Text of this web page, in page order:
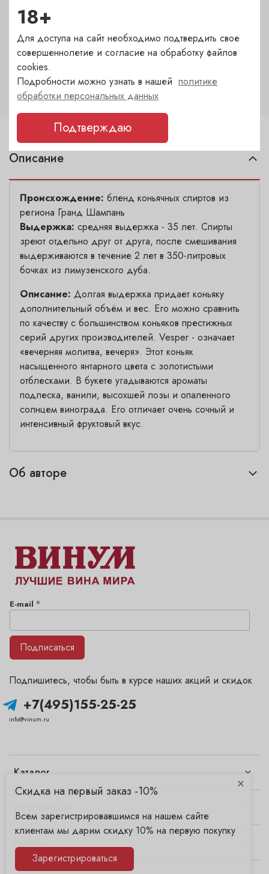
Автор
Delamain
Крепость
40
Описание
Происхождение: бленд коньячных спиртов из
региона Гранд Шампань
Выдержка: средняя выдержка - 35 лет. Спирты
зреют отдельно друг от друга, после смешивания
выдерживаются в течение 2 лет в 350-литровых
бочках из лимузенского дуба.
Описание: Долгая выдержка придает коньяку
дополнительный объём и вес. Его можно сравнить
по качеству с большинством коньяков престижных
серий других производителей. Vesper - означает
«вечерняя молитва, вечеря». Этот коньяк
насыщенного янтарного цвета с золотистыми
отблесками. В букете угадываются ароматы
подлеска, ванили, высохшей лозы и опаленного
солнцем винограда. Его отличает очень сочный и
интенсивный фруктовый вкус.
Об авторе
Каталог
+7(495)155-25-25
info@vinum.ru
Подпишитесь, чтобы быть в курсе наших акций и скидок
E-mail *
Подписаться
18+
Для доступа на сайт необходимо подтвердить свое
совершеннолетие и согласие на обработку файлов
cookies.
Подробности можно узнать в нашейполитике
обработки персональных данных
Подтверждаю
×
Скидка на первый заказ -10%
Всем зарегистрировавшимся на нашем сайте
клиентам мы дарим скидку 10% на первую покупку
Зарегистрироваться